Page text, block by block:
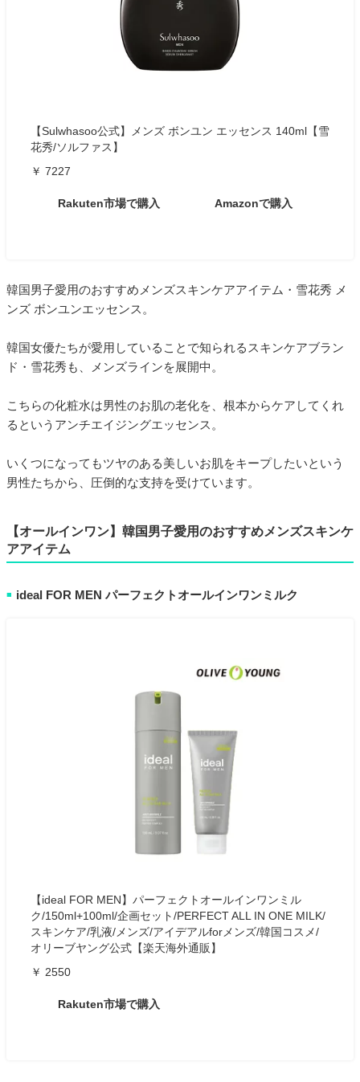
【Sulwhasoo公式】メンズ ボンユン エッセンス 140ml【雪
花秀/ソルファス】
￥ 7227
Rakuten市場で購入 Amazonで購入
韓国男子愛用のおすすめメンズスキンケアアイテム・雪花秀 メ
ンズ ボンユンエッセンス。
韓国女優たちが愛用していることで知られるスキンケアブラン
ド・雪花秀も、メンズラインを展開中。
こちらの化粧水は男性のお肌の老化を、根本からケアしてくれ
るというアンチエイジングエッセンス。
いくつになってもツヤのある美しいお肌をキープしたいという
男性たちから、圧倒的な支持を受けています。
【オールインワン】韓国男子愛用のおすすめメンズスキンケ
アアイテム
■ ideal FOR MEN パーフェクトオールインワンミルク
【ideal FOR MEN】パーフェクトオールインワンミル
ク/150ml+100ml/企画セット/PERFECT ALL IN ONE MILK/
スキンケア/乳液/メンズ/アイデアルforメンズ/韓国コスメ/
オリーブヤング公式【楽天海外通販】
￥ 2550
Rakuten市場で購入